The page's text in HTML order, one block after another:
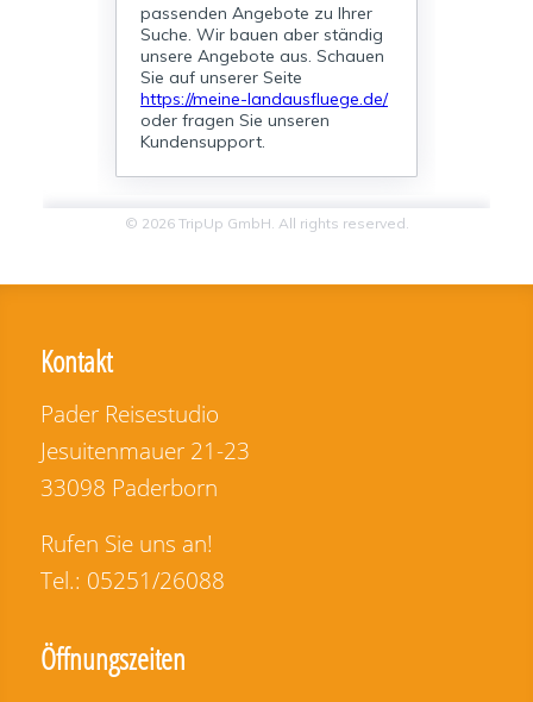
Kontakt
Pader Reisestudio
Jesuitenmauer 21-23
33098 Paderborn
Rufen Sie uns an!
Tel.: 05251/26088
Öffnungszeiten